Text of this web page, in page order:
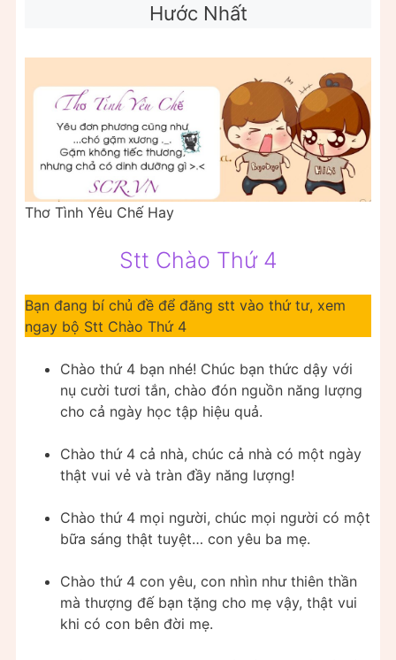
Hước Nhất
Thơ Tình Yêu Chế Hay
Stt Chào Thứ 4
Bạn đang bí chủ đề để đăng stt vào thứ tư, xem
ngay bộ Stt Chào Thứ 4
Chào thứ 4 bạn nhé! Chúc bạn thức dậy với
nụ cười tươi tắn, chào đón nguồn năng lượng
cho cả ngày học tập hiệu quả.
Chào thứ 4 cả nhà, chúc cả nhà có một ngày
thật vui vẻ và tràn đầy năng lượng!
Chào thứ 4 mọi người, chúc mọi người có một
bữa sáng thật tuyệt… con yêu ba mẹ.
Chào thứ 4 con yêu, con nhìn như thiên thần
mà thượng đế bạn tặng cho mẹ vậy, thật vui
khi có con bên đời mẹ.